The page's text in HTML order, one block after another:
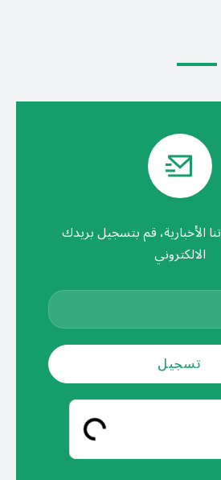
الأخبارية، قم بتسجيل بريدك
الالكتروني